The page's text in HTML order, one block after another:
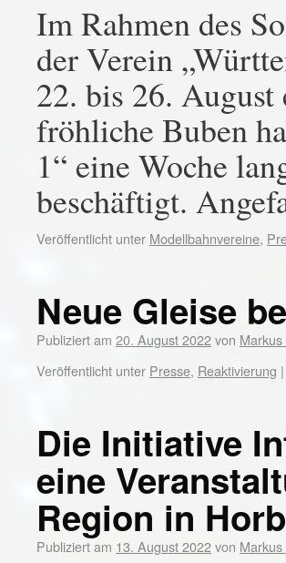
Im Rahmen des
der Verein
22. bis 26.
fröhliche Buben
1“ eine Woche
beschäftigt.
Veröffentlicht unter Modellbahnvereine,
Neue Gleise
Publiziert am 20. August 2022von
Veröffentlicht unter Presse, Reaktivierung |
Die Initiative
eine
Region in
Publiziert am 13. August 2022von